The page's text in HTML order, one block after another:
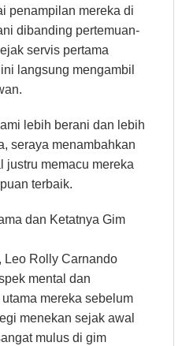
penampilan mereka di
dibanding pertemuan-
servis pertama
langsung mengambil
lebih berani dan lebih
seraya menambahkan
justru memacu mereka
terbaik.
dan Ketatnya Gim
Leo Rolly Carnando
mental dan
mereka sebelum
menekan sejak awal
mulus di gim